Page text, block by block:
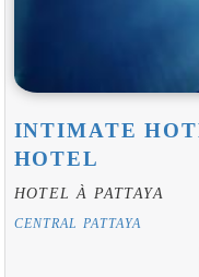
INTIMATE
HOTEL
HOTEL À PATTAYA
CENTRAL PATTAYA